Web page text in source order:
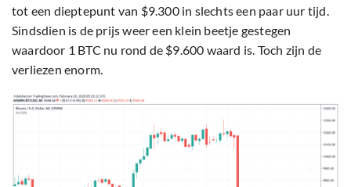
tot een dieptepunt van $9.300 in slechts een paar uur tijd.
Sindsdien is de prijs weer een klein beetje gestegen
waardoor 1 BTC nu rond de $9.600 waard is. Toch zijn de
verliezen enorm.